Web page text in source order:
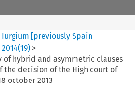
Iurgium [previously Spain
2014(19) >
hybrid and asymmetric clauses
the decision of the High court of
october 2013